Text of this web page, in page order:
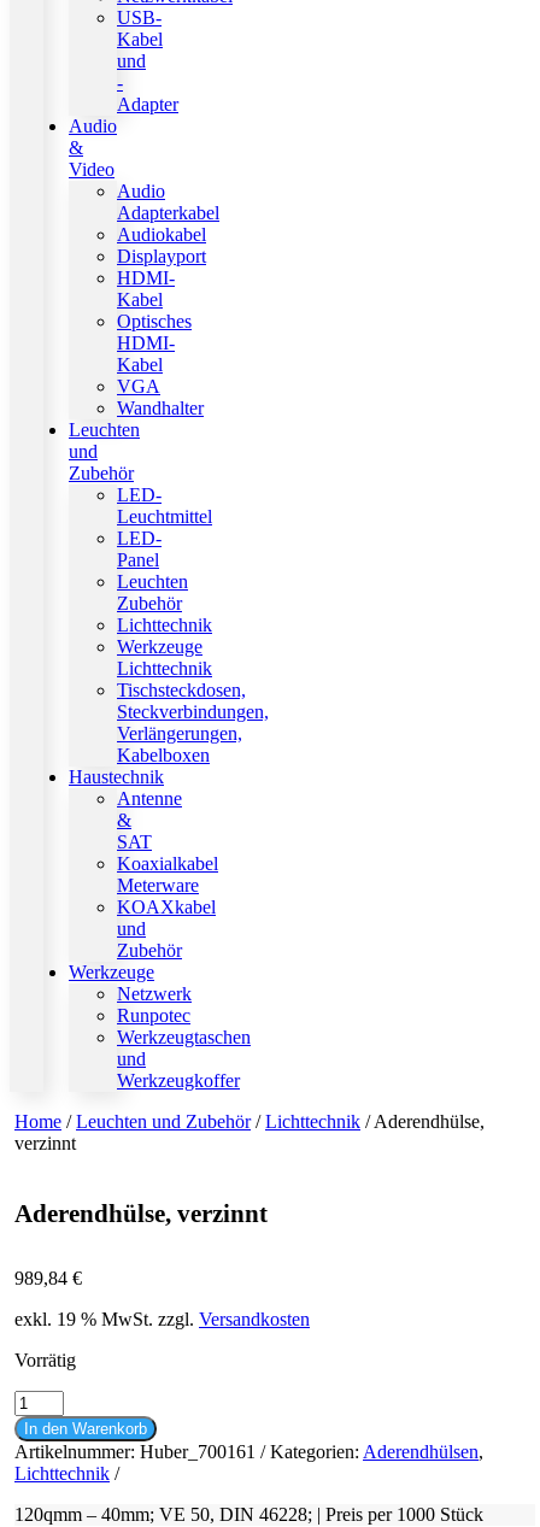
USB-
Kabel
und
-
Adapter
Audio
&
Video
Audio
Adapterkabel
Audiokabel
Displayport
HDMI-
Kabel
Optisches
HDMI-
Kabel
VGA
Wandhalter
Leuchten
und
Zubehör
LED-
Leuchtmittel
LED-
Panel
Leuchten
Zubehör
Lichttechnik
Werkzeuge
Lichttechnik
Tischsteckdosen,
Steckverbindungen,
Verlängerungen,
Kabelboxen
Haustechnik
Antenne
&
SAT
Koaxialkabel
Meterware
KOAXkabel
und
Zubehör
Werkzeuge
Netzwerk
Runpotec
Werkzeugtaschen
und
Werkzeugkoffer
Home /Leuchten und Zubehör/Lichttechnik / Aderendhülse,
verzinnt
Aderendhülse, verzinnt
989,84 €
exkl. 19 % MwSt. zzgl. Versandkosten
Vorrätig
Aderendhülse,
verzinnt
Menge
In den Warenkorb
Artikelnummer: Huber_700161 Kategorien: Aderendhülsen,
Lichttechnik
120qmm – 40mm; VE 50, DIN 46228; | Preis per 1000 Stück